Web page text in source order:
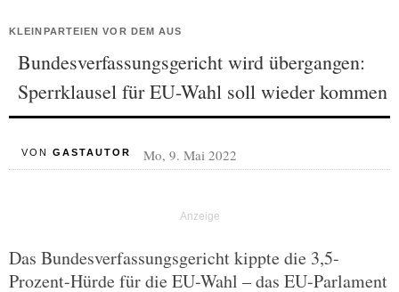
KLEINPARTEIEN VOR DEM AUS
Bundesverfassungsgericht wird übergangen:
Sperrklausel für EU-Wahl soll wieder kommen
VON GASTAUTOR Mo, 9. Mai 2022
Das Bundesverfassungsgericht kippte die 3,5-
Prozent-Hürde für die EU-Wahl – das EU-Parlament